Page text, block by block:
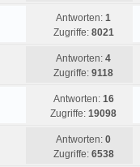
Antworten: 1
Zugriffe: 8021
Antworten: 4
Zugriffe: 9118
Antworten: 16
Zugriffe: 19098
Antworten: 0
Zugriffe: 6538